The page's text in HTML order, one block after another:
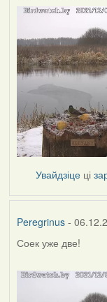
Увайдзіце ці
Peregrinus-
Соек уже две!